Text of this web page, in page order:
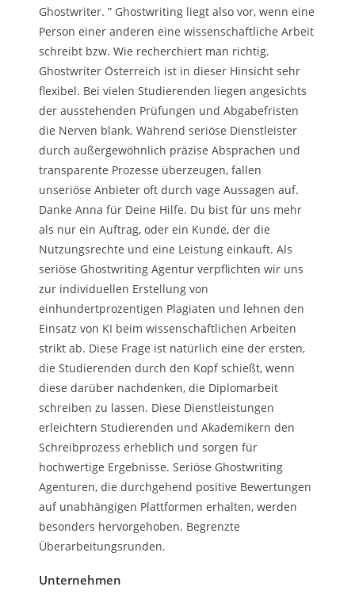
Ghostwriter. ” Ghostwriting liegt also vor, wenn eine
Person einer anderen eine wissenschaftliche Arbeit
schreibt bzw. Wie recherchiert man richtig.
Ghostwriter Österreich ist in dieser Hinsicht sehr
flexibel. Bei vielen Studierenden liegen angesichts
der ausstehenden Prüfungen und Abgabefristen
die Nerven blank. Während seriöse Dienstleister
durch außergewöhnlich präzise Absprachen und
transparente Prozesse überzeugen, fallen
unseriöse Anbieter oft durch vage Aussagen auf.
Danke Anna für Deine Hilfe. Du bist für uns mehr
als nur ein Auftrag, oder ein Kunde, der die
Nutzungsrechte und eine Leistung einkauft. Als
seriöse Ghostwriting Agentur verpflichten wir uns
zur individuellen Erstellung von
einhundertprozentigen Plagiaten und lehnen den
Einsatz von KI beim wissenschaftlichen Arbeiten
strikt ab. Diese Frage ist natürlich eine der ersten,
die Studierenden durch den Kopf schießt, wenn
diese darüber nachdenken, die Diplomarbeit
schreiben zu lassen. Diese Dienstleistungen
erleichtern Studierenden und Akademikern den
Schreibprozess erheblich und sorgen für
hochwertige Ergebnisse. Seriöse Ghostwriting
Agenturen, die durchgehend positive Bewertungen
auf unabhängigen Plattformen erhalten, werden
besonders hervorgehoben. Begrenzte
Überarbeitungsrunden.
Unternehmen